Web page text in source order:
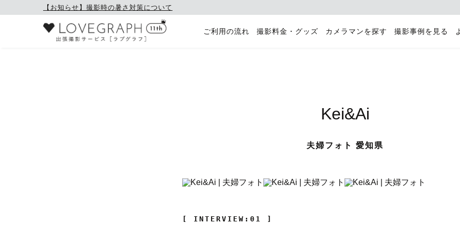
【お知らせ】撮影時の暑さ対策について
ご利用の流れ 撮影料金・グッズ カメラマンを探す 撮影事例を見る
Kei&Ai
夫婦フォト 愛知県
[ INTERVIEW:01 ]